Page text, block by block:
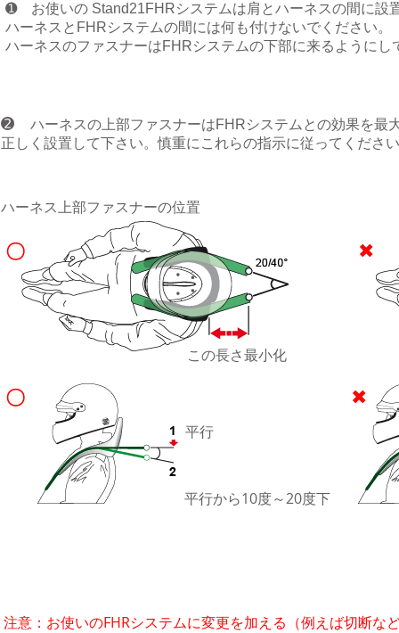
➊ お使いの Stand21FHRシステムは肩とハーネスの間に設
ハーネスとFHRシステムの間には何も付けないでください。
ハーネスのファスナーはFHRシステムの下部に来るようにし
➋ ハーネスの上部ファスナーはFHRシステムとの効果を最
正しく設置して下さい。慎重にこれらの指示に従ってくださ
ハーネス上部ファスナーの位置
この長さ最小化
〇 ✖
〇
平行
平行から10度～20度下
✖
注意：お使いのFHRシステムに変更を加える（例えば切断